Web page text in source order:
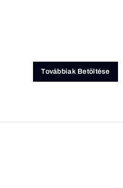
Továbbiak Betöltése